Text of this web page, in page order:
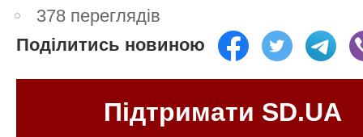
378 переглядів
Поділитись новиною
Підтримати SD.UA